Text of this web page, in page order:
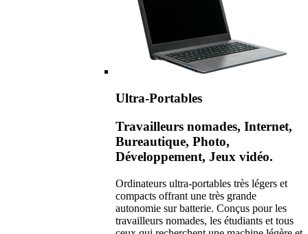
Ultra-Portables
Travailleurs nomades, Internet,
Bureautique, Photo,
Développement, Jeux vidéo.
Ordinateurs ultra-portables très légers et
compacts offrant une très grande
autonomie sur batterie. Conçus pour les
travailleurs nomades, les étudiants et tous